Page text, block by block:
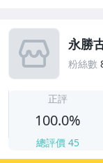
永勝
粉絲數
正評
100.0%
總評價 45